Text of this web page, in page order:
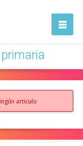
navegación
primaria
articulo